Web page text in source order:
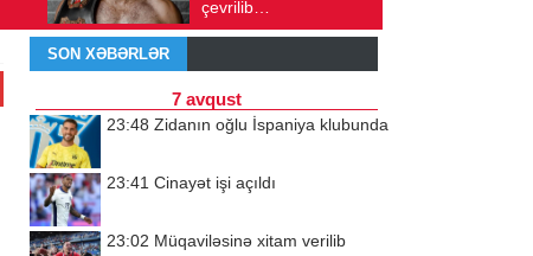
SON XƏBƏRLƏR
7 avqust
23:48 Zidanın oğlu İspaniya klubunda
23:41 Cinayət işi açıldı
23:02 Müqaviləsinə xitam verilib